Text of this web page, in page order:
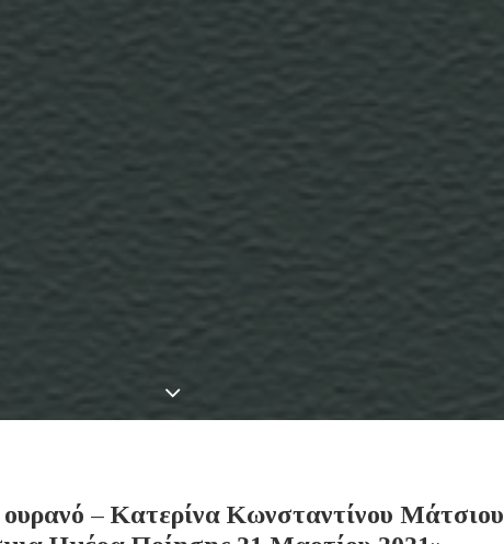
– Κατερίνα Κωνσταντίνου Μάτσιου